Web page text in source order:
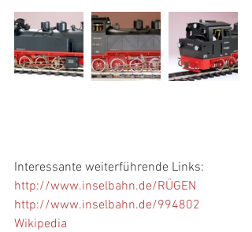
Interessante weiterführende Links:
http://www.inselbahn.de/RÜGEN
http://www.inselbahn.de/994802
Wikipedia